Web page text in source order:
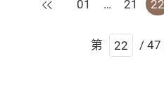
01 … 21 22
第 / 47